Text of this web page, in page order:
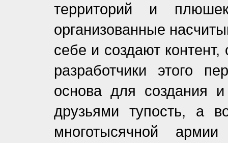
территорий и
организованные
себе и создают
разработчики этого
основа для создания
друзьями тупость, а
многотысячной